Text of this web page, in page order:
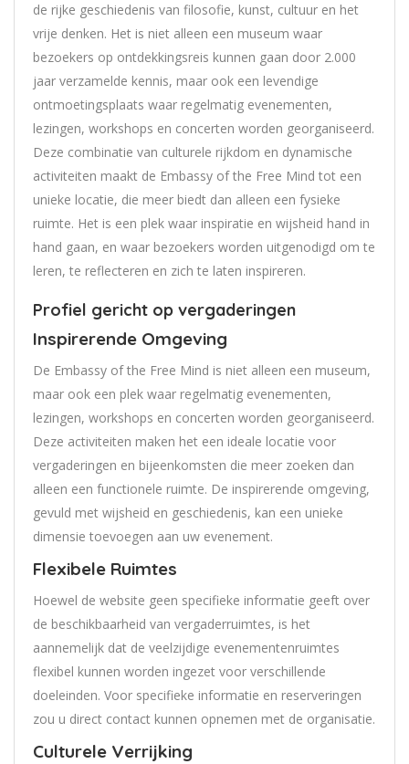
de rijke geschiedenis van filosofie, kunst, cultuur en het
vrije denken. Het is niet alleen een museum waar
bezoekers op ontdekkingsreis kunnen gaan door 2.000
jaar verzamelde kennis, maar ook een levendige
ontmoetingsplaats waar regelmatig evenementen,
lezingen, workshops en concerten worden georganiseerd.
Deze combinatie van culturele rijkdom en dynamische
activiteiten maakt de Embassy of the Free Mind tot een
unieke locatie, die meer biedt dan alleen een fysieke
ruimte. Het is een plek waar inspiratie en wijsheid hand in
hand gaan, en waar bezoekers worden uitgenodigd om te
leren, te reflecteren en zich te laten inspireren.
Profiel gericht op vergaderingen
Inspirerende Omgeving
De Embassy of the Free Mind is niet alleen een museum,
maar ook een plek waar regelmatig evenementen,
lezingen, workshops en concerten worden georganiseerd.
Deze activiteiten maken het een ideale locatie voor
vergaderingen en bijeenkomsten die meer zoeken dan
alleen een functionele ruimte. De inspirerende omgeving,
gevuld met wijsheid en geschiedenis, kan een unieke
dimensie toevoegen aan uw evenement.
Flexibele Ruimtes
Hoewel de website geen specifieke informatie geeft over
de beschikbaarheid van vergaderruimtes, is het
aannemelijk dat de veelzijdige evenementenruimtes
flexibel kunnen worden ingezet voor verschillende
doeleinden. Voor specifieke informatie en reserveringen
zou u direct contact kunnen opnemen met de organisatie.
Culturele Verrijking